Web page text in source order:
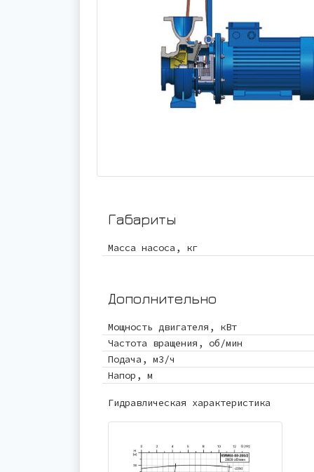
Габариты
Масса насоса, кг
Дополнительно
Мощность двигателя, кВт
Частота вращения, об/мин
Подача, м3/ч
Напор, м
Гидравлическая характеристика